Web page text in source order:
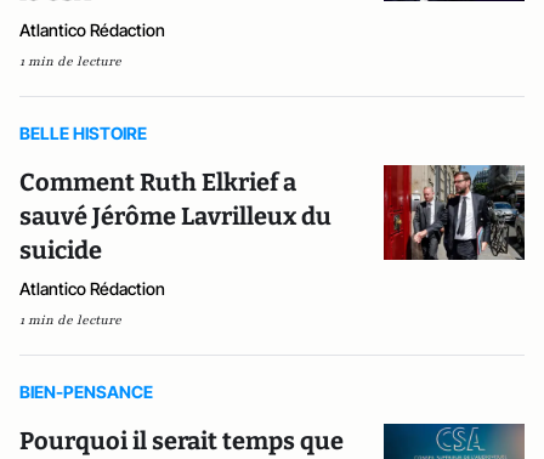
Atlantico Rédaction
1 min de lecture
BELLE HISTOIRE
Comment Ruth Elkrief a
sauvé Jérôme Lavrilleux du
suicide
Atlantico Rédaction
1 min de lecture
BIEN-PENSANCE
Pourquoi il serait temps que